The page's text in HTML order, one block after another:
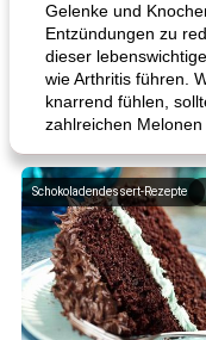
Gelenke und
Entzündungen zu
dieser
wie Arthritis führen.
knarrend fühlen,
zahlreichen
Schokoladendessert-Rezepte